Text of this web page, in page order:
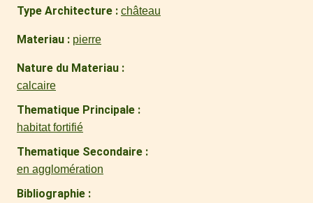
Type Architecture château
Materiau pierre
Nature du Materiau
calcaire
Thematique Principale
habitat fortifié
Thematique Secondaire
en agglomération
Bibliographie